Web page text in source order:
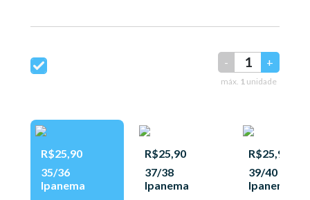
- +
máx. 1 unidade
R$25,90
35/36
Ipanema
R$25,90
37/38
Ipanema
R$25,90
39/40
Ipanema